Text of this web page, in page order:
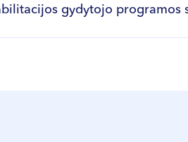
gydytojo programos